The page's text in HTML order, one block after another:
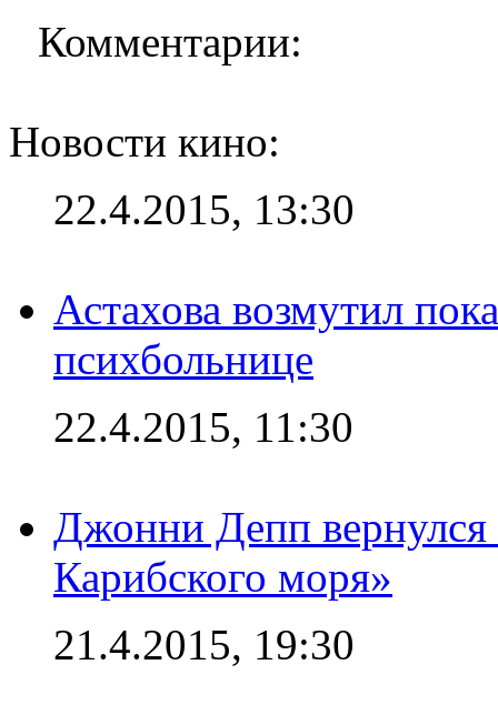
Комментарии:
Новости кино:
22.4.2015, 13:30
Астахова возмутил
психбольнице
22.4.2015, 11:30
Джонни Депп
Карибского моря»
21.4.2015, 19:30